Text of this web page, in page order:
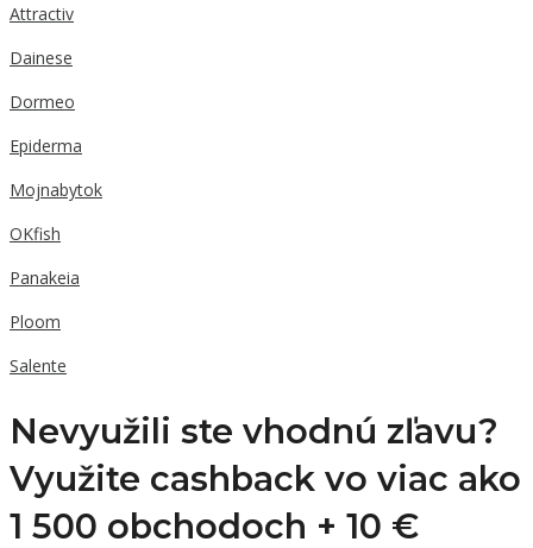
Attractiv
Dainese
Dormeo
Epiderma
Mojnabytok
OKfish
Panakeia
Ploom
Salente
Nevyužili ste vhodnú zľavu?
Využite cashback vo viac ako
1 500 obchodoch + 10 €